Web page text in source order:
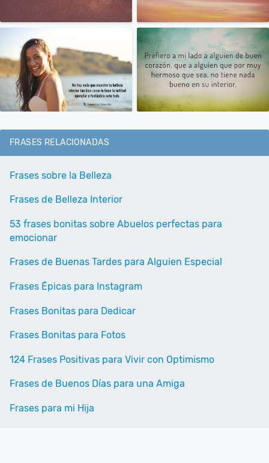
FRASES RELACIONADAS
Frases sobre la Belleza
Frases de Belleza Interior
53 frases bonitas sobre Abuelos perfectas para
emocionar
Frases de Buenas Tardes para Alguien Especial
Frases Épicas para Instagram
Frases Bonitas para Dedicar
Frases Bonitas para Fotos
124 Frases Positivas para Vivir con Optimismo
Frases de Buenos Días para una Amiga
Frases para mi Hija